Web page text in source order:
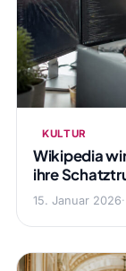
KULTUR
Wikipedia
ihre
15. Januar 2026